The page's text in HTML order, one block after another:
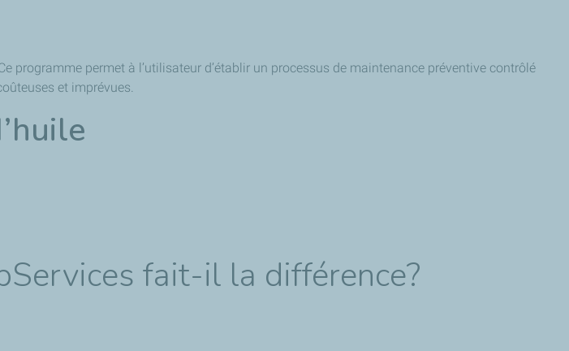
programme permet à l’utilisateur d’établir un processus de maintenance préventive contrôlé
et imprévues.
fait-il la différence?